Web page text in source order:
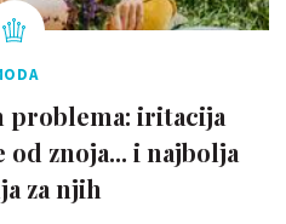
problema: iritacija
znoja... i najbolja
za njih